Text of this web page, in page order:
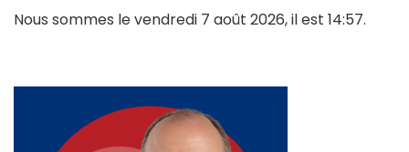
Nous sommes le vendredi 7 août 2026, il est 14:57.